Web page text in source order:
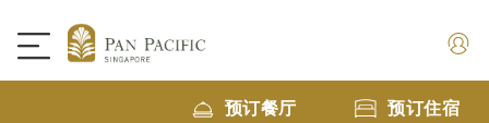
预订餐厅 预订住宿